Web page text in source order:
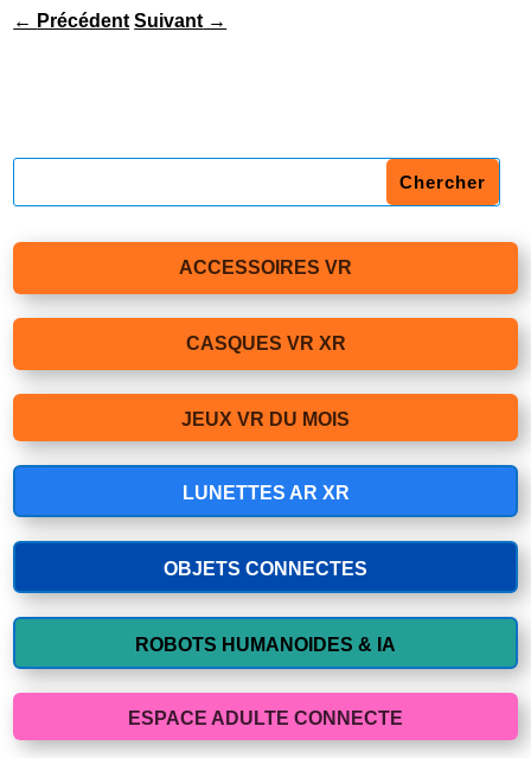
← Précédent Suivant →
ACCESSOIRES VR
CASQUES VR XR
JEUX VR DU MOIS
LUNETTES AR XR
OBJETS CONNECTES
ROBOTS HUMANOIDES & IA
ESPACE ADULTE CONNECTE